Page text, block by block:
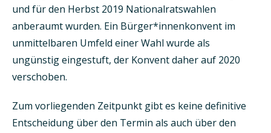
und für den Herbst 2019 Nationalrats­wahlen
anberaumt wurden. Ein Bürger*innenkonvent im
unmittelbaren Umfeld einer Wahl wurde als
ungünstig eingestuft, der Konvent daher auf 2020
verschoben.
Zum vorliegenden Zeitpunkt gibt es keine definitive
Entscheidung über den Termin als auch über den